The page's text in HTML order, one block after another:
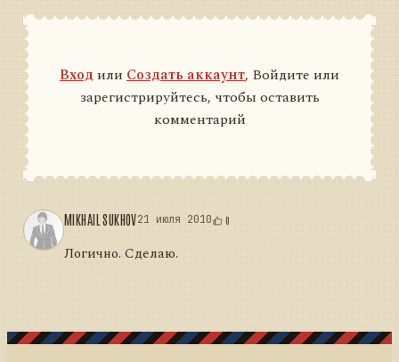
Вход или Создать аккаунт, Войдите или
зарегистрируйтесь, чтобы оставить
комментарий
MIKHAIL SUKHOV21 июля 2010 0
Логично. Сделаю.